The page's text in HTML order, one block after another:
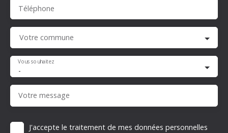
Téléphone
Votre commune
-
Vous souhaitez
Votre message
J'accepte le traitement de mes données personnelles